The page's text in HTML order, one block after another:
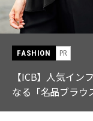
FASHION PR
【ICB】人気イン
なる「名品ブラウ